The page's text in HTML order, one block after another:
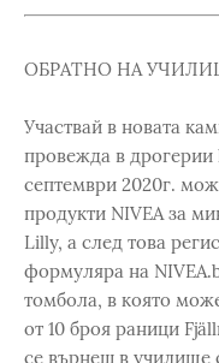
ОБРАТНО НА
Участвай в новата
провежда в
септември 2020г.
продукти NIVEA за
Lilly, а след това
формуляра на
томбола, в която
от 10 броя раници
се върнеш в училище